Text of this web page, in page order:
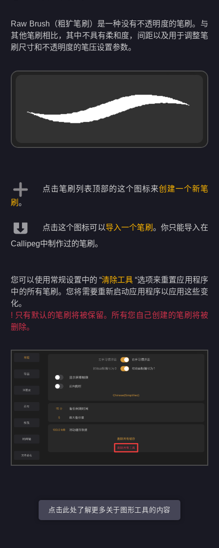
Raw Brush（粗犷笔刷）是一种没有不透明度的笔刷。与
其他笔刷相比，其中不具有柔和度，间距以及用于调整笔
刷尺寸和不透明度的笔压设置参数。
点击笔刷列表顶部的这个图标来创建一个新笔
刷。
点击这个图标可以导入一个笔刷 。你只能导入在
Callipeg中制作过的笔刷。
您可以使用常规设置中的 “清除工具 “选项来重置应用程序
中的所有笔刷。您将需要重新启动应用程序以应用这些变
化。
! 只有默认的笔刷将被保留。所有您自己创建的笔刷将被
删除。
点击此处了解更多关于图形工具的内容